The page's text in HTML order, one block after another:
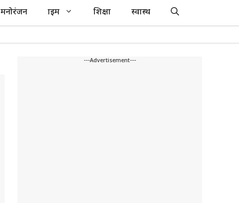
मनोरंजन क्राइम शिक्षा स्वास्थ
---Advertisement---